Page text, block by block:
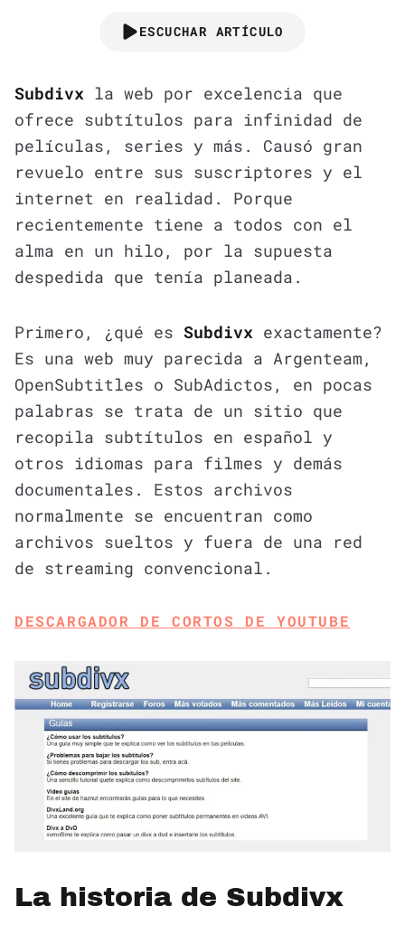
ESCUCHAR ARTÍCULO
Subdivx la web por excelencia que
ofrece subtítulos para infinidad de
películas, series y más. Causó gran
revuelo entre sus suscriptores y el
internet en realidad. Porque
recientemente tiene a todos con el
alma en un hilo, por la supuesta
despedida que tenía planeada.
Primero, ¿qué es Subdivx exactamente?
Es una web muy parecida a Argenteam,
OpenSubtitles o SubAdictos, en pocas
palabras se trata de un sitio que
recopila subtítulos en español y
otros idiomas para filmes y demás
documentales. Estos archivos
normalmente se encuentran como
archivos sueltos y fuera de una red
de streaming convencional.
DESCARGADOR DE CORTOS DE YOUTUBE
La historia de Subdivx